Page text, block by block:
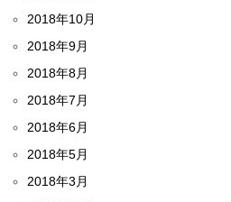
2018年10月
2018年9月
2018年8月
2018年7月
2018年6月
2018年5月
2018年3月